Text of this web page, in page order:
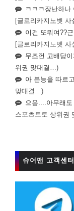
ㅋㅋㅋ장난하나
[글로리카지노벳
이건 또뭐여??
[글로리카지노벳
무조껀 고배당
위권 맞대결…)
아 본능을 따르
맞대결…)
으음....아무래
스포츠토토 상위권
슈어맨 고객센터